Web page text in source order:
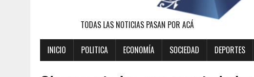
TODAS LAS NOTICIAS PASAN POR ACÁ
INICIO POLITICA ECONOMÍA SOCIEDAD DEPORTES